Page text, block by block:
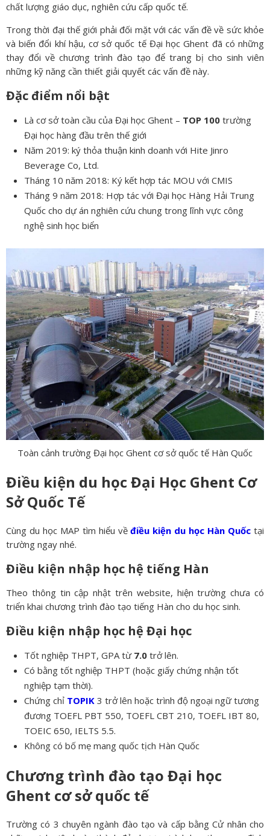
chất lượng giáo dục, nghiên cứu cấp quốc tế.
Trong thời đại thế giới phải đối mặt với các vấn đề về sức khỏe
và biến đổi khí hậu, cơ sở quốc tế Đại học Ghent đã có những
thay đổi về chương trình đào tạo để trang bị cho sinh viên
những kỹ năng cần thiết giải quyết các vấn đề này.
Đặc điểm nổi bật
Là cơ sở toàn cầu của Đại học Ghent – TOP 100 trường
Đại học hàng đầu trên thế giới
Năm 2019: ký thỏa thuận kinh doanh với Hite Jinro
Beverage Co, Ltd.
Tháng 10 năm 2018: Ký kết hợp tác MOU với CMIS
Tháng 9 năm 2018: Hợp tác với Đại học Hàng Hải Trung
Quốc cho dự án nghiên cứu chung trong lĩnh vực công
nghệ sinh học biển
Toàn cảnh trường Đại học Ghent cơ sở quốc tế Hàn Quốc
Điều kiện du học Đại Học Ghent Cơ
Sở Quốc Tế
Cùng du học MAP tìm hiểu vềđiều kiện du học Hàn Quốc tại
trường ngay nhé.
Điều kiện nhập học hệ tiếng Hàn
Theo thông tin cập nhật trên website, hiện trường chưa có
triển khai chương trình đào tạo tiếng Hàn cho du học sinh.
Điều kiện nhập học hệ Đại học
Tốt nghiệp THPT, GPA từ 7.0 trở lên.
Có bằng tốt nghiệp THPT (hoặc giấy chứng nhận tốt
nghiệp tạm thời).
Chứng chỉ TOPIK 3 trở lên hoặc trình độ ngoại ngữ tương
đương TOEFL PBT 550, TOEFL CBT 210, TOEFL IBT 80,
TOEIC 650, IELTS 5.5.
Không có bố mẹ mang quốc tịch Hàn Quốc
Chương trình đào tạo Đại học
Ghent cơ sở quốc tế
Trường có 3 chuyên ngành đào tạo và cấp bằng Cử nhân cho